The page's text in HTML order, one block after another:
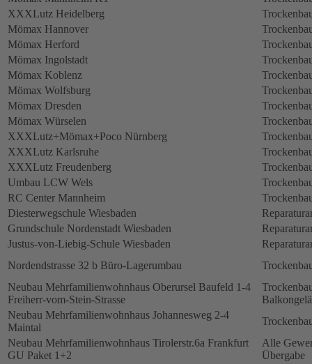
XXXLutz Heidelberg
Mömax Hannover
Mömax Herford
Mömax Ingolstadt
Mömax Koblenz
Mömax Wolfsburg
Mömax Dresden
Mömax Würselen
XXXLutz+Mömax+Poco Nürnberg
XXXLutz Karlsruhe
XXXLutz Freudenberg
Umbau LCW Wels
RC Center Mannheim
Diesterwegschule Wiesbaden
Grundschule Nordenstadt Wiesbaden
Justus-von-Liebig-Schule Wiesbaden
Nordendstrasse 32 b Büro-Lagerumbau
Neubau Mehrfamilienwohnhaus Oberursel Baufeld 1-4
Freiherr-vom-Stein-Strasse
Neubau Mehrfamilienwohnhaus Johannesweg 2-4
Maintal
Neubau Mehrfamilienwohnhaus Tirolerstr.6a Frankfurt
GU Paket 1+2
Alle
Übergabe